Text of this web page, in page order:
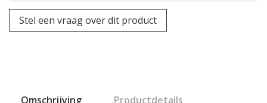
Stel een vraag over dit product
Omschrijving Productdetails